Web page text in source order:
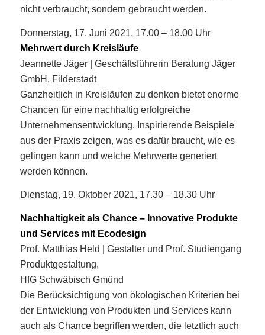
nicht verbraucht, sondern gebraucht werden.
Donnerstag, 17. Juni 2021, 17.00 – 18.00 Uhr
Mehrwert durch Kreisläufe
Jeannette Jäger | Geschäftsführerin Beratung Jäger
GmbH, Filderstadt
Ganzheitlich in Kreisläufen zu denken bietet enorme
Chancen für eine nachhaltig erfolgreiche
Unternehmensentwicklung. Inspirierende Beispiele
aus der Praxis zeigen, was es dafür braucht, wie es
gelingen kann und welche Mehrwerte generiert
werden können.
Dienstag, 19. Oktober 2021, 17.30 – 18.30 Uhr
Nachhaltigkeit als Chance – Innovative Produkte
und Services mit Ecodesign
Prof. Matthias Held | Gestalter und Prof. Studiengang
Produktgestaltung,
HfG Schwäbisch Gmünd
Die Berücksichtigung von ökologischen Kriterien bei
der Entwicklung von Produkten und Services kann
auch als Chance begriffen werden, die letztlich auch